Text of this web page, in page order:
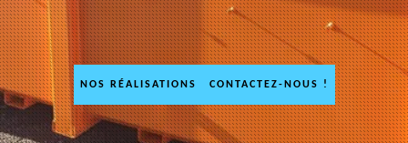
NOS RÉALISATIONS CONTACTEZ-NOUS !